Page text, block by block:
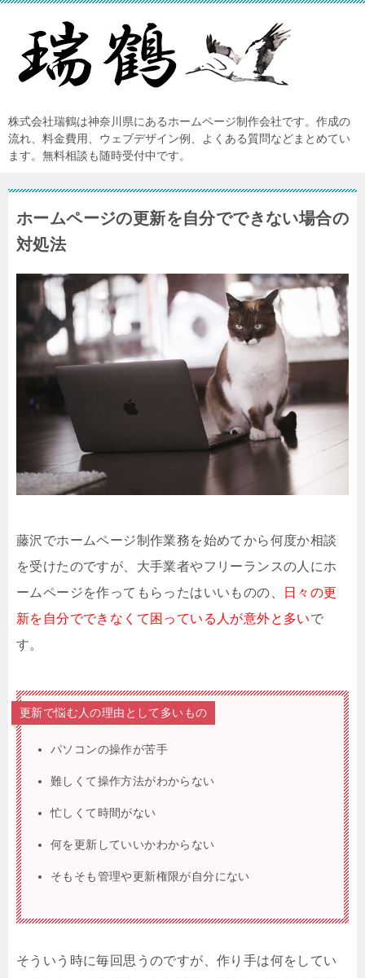
株式会社瑞鶴は神奈川県にあるホームページ制作会社です。作成の
流れ、料金費用、ウェブデザイン例、よくある質問などまとめてい
ます。無料相談も随時受付中です。
ホームページの更新を自分でできない場合の
対処法
藤沢でホームページ制作業務を始めてから何度か相談
を受けたのですが、大手業者やフリーランスの人にホ
ームページを作ってもらったはいいものの、
日々の更
新を自分でできなくて困っている人が意外と多いで
す。
更新で悩む人の理由として多いもの
パソコンの操作が苦手
難しくて操作方法がわからない
忙しくて時間がない
何を更新していいかわからない
そもそも管理や更新権限が自分にない
そういう時に毎回思うのですが、作り手は何をしてい